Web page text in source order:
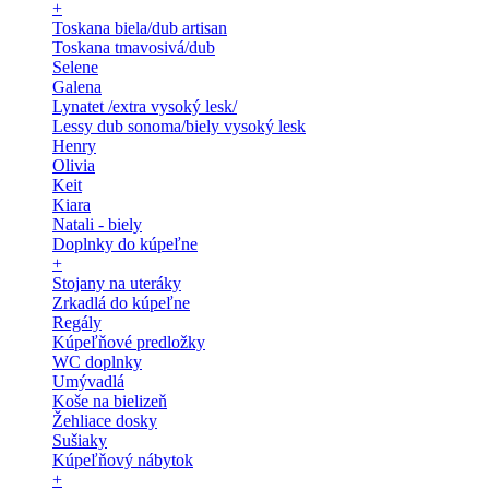
+
Toskana biela/dub artisan
Toskana tmavosivá/dub
Selene
Galena
Lynatet /extra vysoký lesk/
Lessy dub sonoma/biely vysoký lesk
Henry
Olivia
Keit
Kiara
Natali - biely
Doplnky do kúpeľne
+
Stojany na uteráky
Zrkadlá do kúpeľne
Regály
Kúpeľňové predložky
WC doplnky
Umývadlá
Koše na bielizeň
Žehliace dosky
Sušiaky
Kúpeľňový nábytok
+